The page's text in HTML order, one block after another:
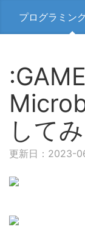
プログラミン
して
更新日：2023-